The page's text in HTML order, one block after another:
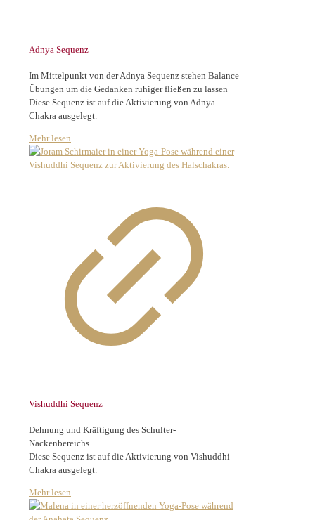
Adnya Sequenz
Im Mittelpunkt von der Adnya Sequenz stehen Balance
Übungen um die Gedanken ruhiger fließen zu lassen
Diese Sequenz ist auf die Aktivierung von Adnya
Chakra ausgelegt.
Mehr lesen
Vishuddhi Sequenz
Dehnung und Kräftigung des Schulter-
Nackenbereichs.
Diese Sequenz ist auf die Aktivierung von Vishuddhi
Chakra ausgelegt.
Mehr lesen